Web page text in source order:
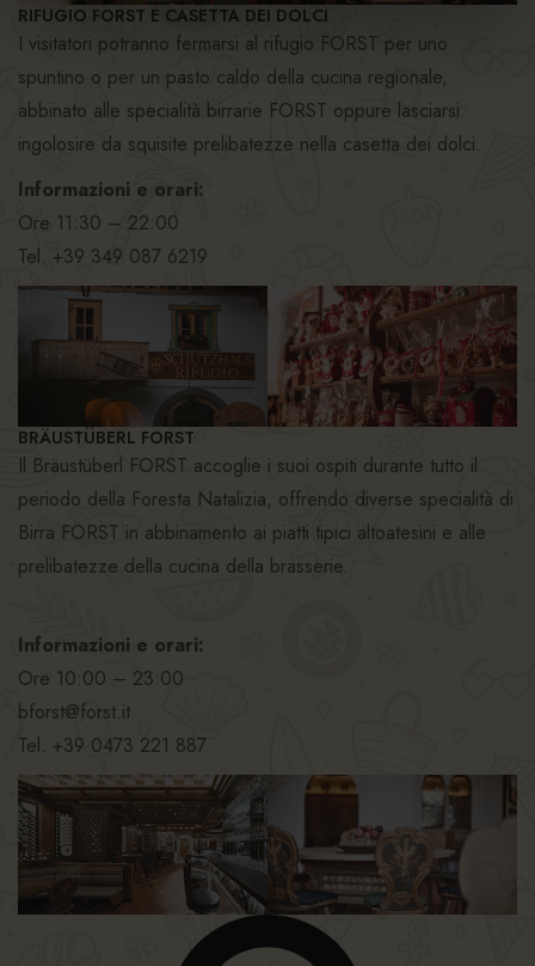
RIFUGIO FORST E CASETTA DEI DOLCI
I visitatori potranno fermarsi al rifugio FORST per uno
spuntino o per un pasto caldo della cucina regionale,
abbinato alle specialità birrarie FORST oppure lasciarsi
ingolosire da squisite prelibatezze nella casetta dei dolci.
Informazioni e orari:
Ore 11:30 – 22:00
Tel. +39 349 087 6219
BRÄUSTÜBERL FORST
Il Bräustüberl FORST accoglie i suoi ospiti durante tutto il
periodo della Foresta Natalizia, offrendo diverse specialità di
Birra FORST in abbinamento ai piatti tipici altoatesini e alle
prelibatezze della cucina della brasserie.
Informazioni e orari:
Ore 10:00 – 23:00
bforst@forst.it
Tel. +39 0473 221 887